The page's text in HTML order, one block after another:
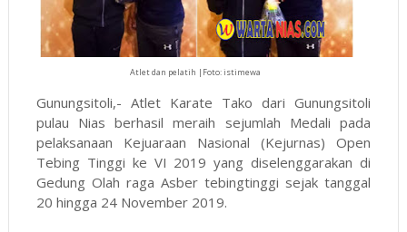
Atlet dan pelatih |Foto: istimewa
Gunungsitoli,- Atlet Karate Tako dari Gunungsitoli
pulau Nias berhasil meraih sejumlah Medali pada
pelaksanaan Kejuaraan Nasional (Kejurnas) Open
Tebing Tinggi ke VI 2019 yang diselenggarakan di
Gedung Olah raga Asber tebingtinggi sejak tanggal
20 hingga 24 November 2019.